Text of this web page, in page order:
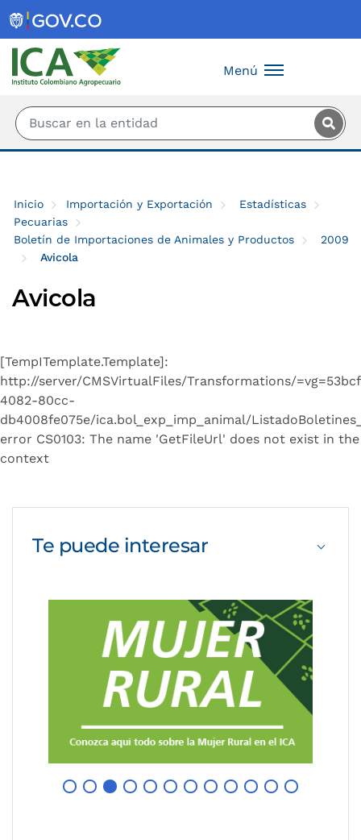
Menú
Inicio Importación y Exportación
Estadísticas
Pecuarias
Boletín de Importaciones de Animales y Productos
2009
Avicola
Avicola
[TempITemplate.Template]:
http://server/CMSVirtualFiles/Transformations/
4082-80cc-
db4008fe075e/ica.bol_exp_imp_animal/
error CS0103: The name 'GetFileUrl' does not exist in
context
Te puede interesar